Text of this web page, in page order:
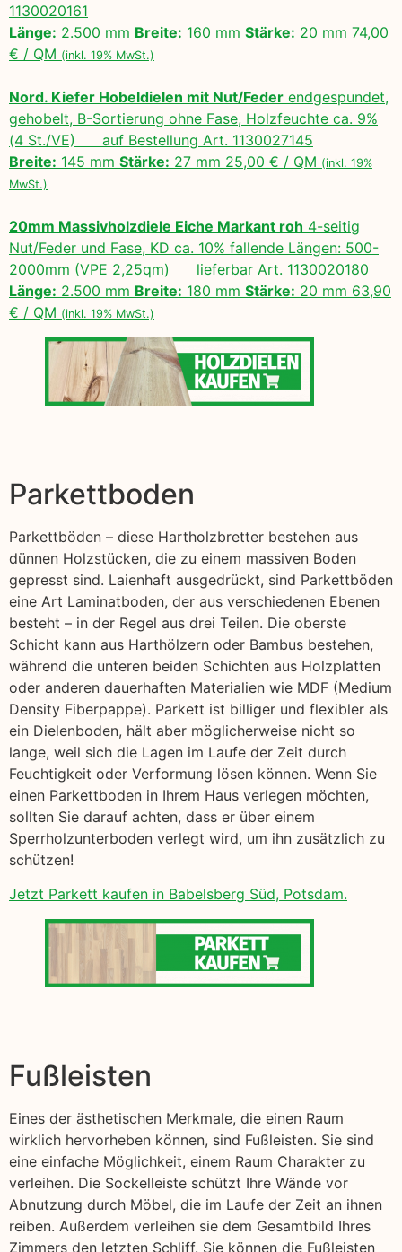
1130020161
Länge: 2.500 mm Breite: 160 mm Stärke: 20 mm 74,00
€ / QM (inkl. 19% MwSt.)
Nord. Kiefer Hobeldielen mit Nut/Feder endgespundet,
gehobelt, B-Sortierung ohne Fase, Holzfeuchte ca. 9%
(4 St./VE) auf Bestellung Art. 1130027145
Breite: 145 mm Stärke: 27 mm 25,00 € / QM (inkl. 19%
MwSt.)
20mm Massivholzdiele Eiche Markant roh 4-seitig
Nut/Feder und Fase, KD ca. 10% fallende Längen: 500-
2000mm (VPE 2,25qm) lieferbar Art. 1130020180
Länge: 2.500 mm Breite: 180 mm Stärke: 20 mm 63,90
€ / QM (inkl. 19% MwSt.)
Parkettboden
Parkettböden – diese Hartholzbretter bestehen aus
dünnen Holzstücken, die zu einem massiven Boden
gepresst sind. Laienhaft ausgedrückt, sind Parkettböden
eine Art Laminatboden, der aus verschiedenen Ebenen
besteht – in der Regel aus drei Teilen. Die oberste
Schicht kann aus Harthölzern oder Bambus bestehen,
während die unteren beiden Schichten aus Holzplatten
oder anderen dauerhaften Materialien wie MDF (Medium
Density Fiberpappe). Parkett ist billiger und flexibler als
ein Dielenboden, hält aber möglicherweise nicht so
lange, weil sich die Lagen im Laufe der Zeit durch
Feuchtigkeit oder Verformung lösen können. Wenn Sie
einen Parkettboden in Ihrem Haus verlegen möchten,
sollten Sie darauf achten, dass er über einem
Sperrholzunterboden verlegt wird, um ihn zusätzlich zu
schützen!
Jetzt Parkett kaufen in Babelsberg Süd, Potsdam.
Fußleisten
Eines der ästhetischen Merkmale, die einen Raum
wirklich hervorheben können, sind Fußleisten. Sie sind
eine einfache Möglichkeit, einem Raum Charakter zu
verleihen. Die Sockelleiste schützt Ihre Wände vor
Abnutzung durch Möbel, die im Laufe der Zeit an ihnen
reiben. Außerdem verleihen sie dem Gesamtbild Ihres
Zimmers den letzten Schliff. Sie können die Fußleisten